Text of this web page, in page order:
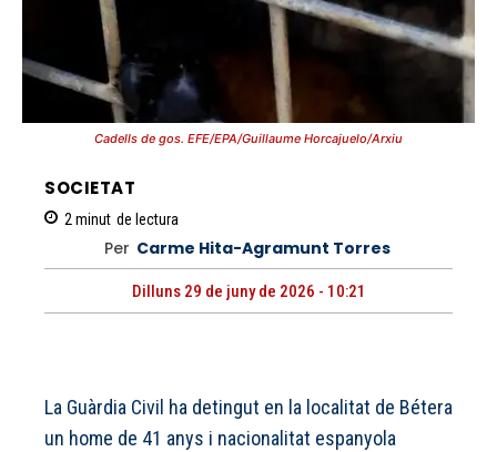
Cadells de gos. EFE/EPA/Guillaume Horcajuelo/Arxiu
SOCIETAT
2 minut de lectura
Per Carme Hita-Agramunt Torres
Dilluns 29 de juny de 2026 - 10:21
La Guàrdia Civil ha detingut en la localitat de Bétera
un home de 41 anys i nacionalitat espanyola